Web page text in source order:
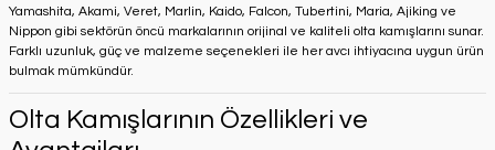
Yamashita, Akami, Veret, Marlin, Kaido, Falcon, Tubertini, Maria, Ajiking ve
Nippon gibi sektörün öncü markalarının orijinal ve kaliteli olta kamışlarını sunar.
Farklı uzunluk, güç ve malzeme seçenekleri ile her avcı ihtiyacına uygun ürün
bulmak mümkündür.
Olta Kamışlarının Özellikleri ve